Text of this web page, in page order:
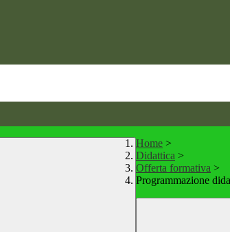
Home >
Didattica >
Offerta formativa >
Programmazione